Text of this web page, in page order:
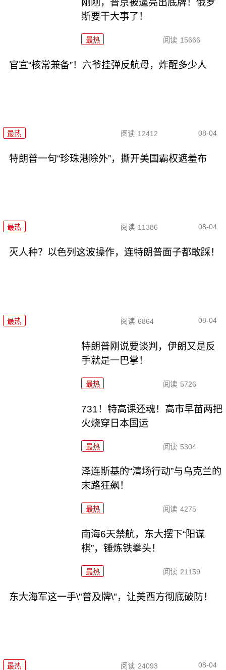
刚刚，普京被逼亮出底牌！俄罗
斯要干大事了！
最热 阅读 15666
官宣“核常兼备”！六爷挂弹反航母，炸醒多少人
最热 阅读 12412 08-04
特朗普一句“珍珠港除外”，撕开美国霸权遮羞布
最热 阅读 11386 08-04
灭人种？以色列这波操作，连特朗普面子都敢踩！
最热 阅读 6864 08-04
特朗普刚说要谈判，伊朗又是反
手就是一巴掌！
最热 阅读 5726
731！特高课还魂！高市早苗两把
火烧穿日本国运
最热 阅读 5304
泽连斯基的“清场行动”与乌克兰的
末路狂飙！
最热 阅读 4275
南海6天禁航，东大摆下“阳谋
棋”，锤炼铁拳头！
最热 阅读 21159
东大海军这一手\"普及牌\"，让美西方彻底破防！
最热 阅读 24093 08-04